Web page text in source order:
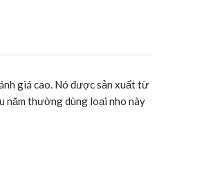
giá cao. Nó được sản xuất từ
năm thường dùng loại nho này